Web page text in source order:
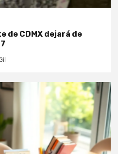
de CDMX dejará de